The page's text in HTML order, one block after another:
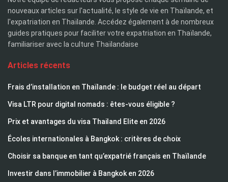
nouveaux articles sur l'actualité, le style de vie en Thaïlande, et
l'expatriation en Thaïlande. Accédez également à de nombreux
guides pratiques pour faciliter votre expatriation en Thaïlande,
familiariser avec la culture Thaïlandaise
Articles récents
Frais d’installation en Thaïlande : le budget réel au départ
Visa LTR pour digital nomads : êtes-vous éligible ?
Prix et avantages du visa Thailand Elite en 2026
Écoles internationales à Bangkok : critères de choix
Choisir sa banque en tant qu’expatrié français en Thaïlande
Investir dans l’immobilier à Bangkok en 2026